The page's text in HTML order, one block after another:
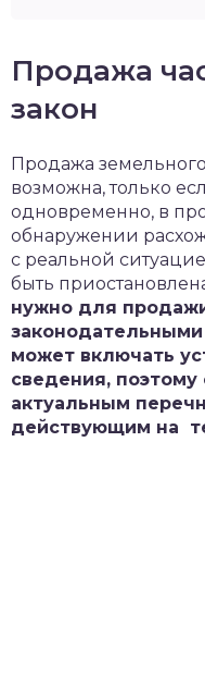
Продажа
закон
Продажа
возможна, только
одновременно, в
обнаружении
с реальной
быть
нужно для
может включать
сведения, поэтому
актуальным
действующим на